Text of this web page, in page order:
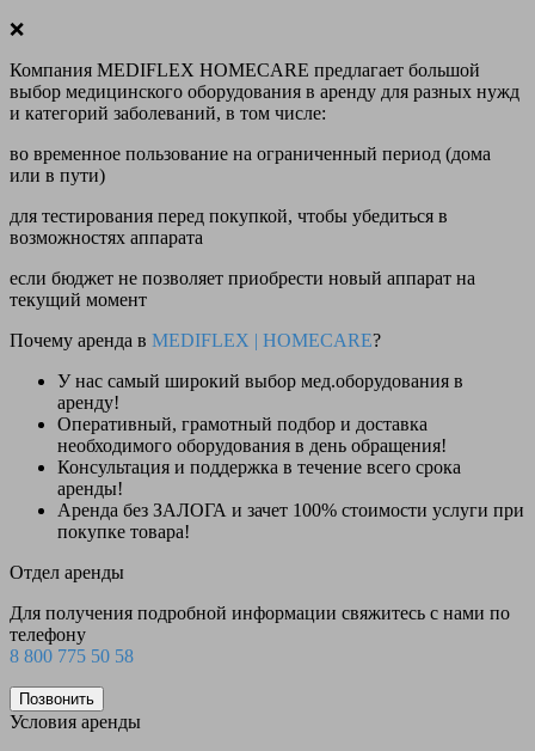
❌
Компания MEDIFLEX HOMECARE предлагает большой
выбор медицинского оборудования в аренду для разных нужд
и категорий заболеваний, в том числе:
во временное пользование на ограниченный период (дома
или в пути)
для тестирования перед покупкой, чтобы убедиться в
возможностях аппарата
если бюджет не позволяет приобрести новый аппарат на
текущий момент
Почему аренда в MEDIFLEX | HOMECARE?
У нас самый широкий выбор мед.оборудования в
аренду!
Оперативный, грамотный подбор и доставка
необходимого оборудования в день обращения!
Консультация и поддержка в течение всего срока
аренды!
Аренда без ЗАЛОГА и зачет 100% стоимости услуги при
покупке товара!
Отдел аренды
Для получения подробной информации свяжитесь с нами по
телефону
8 800 775 50 58
Позвонить
Условия аренды